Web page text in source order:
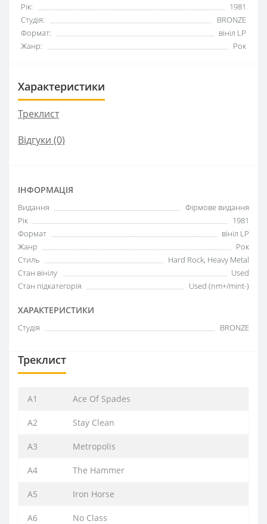
Рік:
1981
Студія:
BRONZE
Формат:
вініл LP
Жанр:
Рок
Характеристики
Треклист
Відгуки (0)
ІНФОРМАЦІЯ
Видання
Фірмове видання
Рік
1981
Формат
вініл LP
Жанр
Рок
Стиль
Hard Rock, Heavy Metal
Стан вінілу
Used
Стан підкатегорія
Used (nm+/mint-)
ХАРАКТЕРИСТИКИ
Студія BRONZE
Треклист
A1 Ace Of Spades
A2 Stay Clean
A3 Metropolis
A4 The Hammer
A5 Iron Horse
A6 No Class